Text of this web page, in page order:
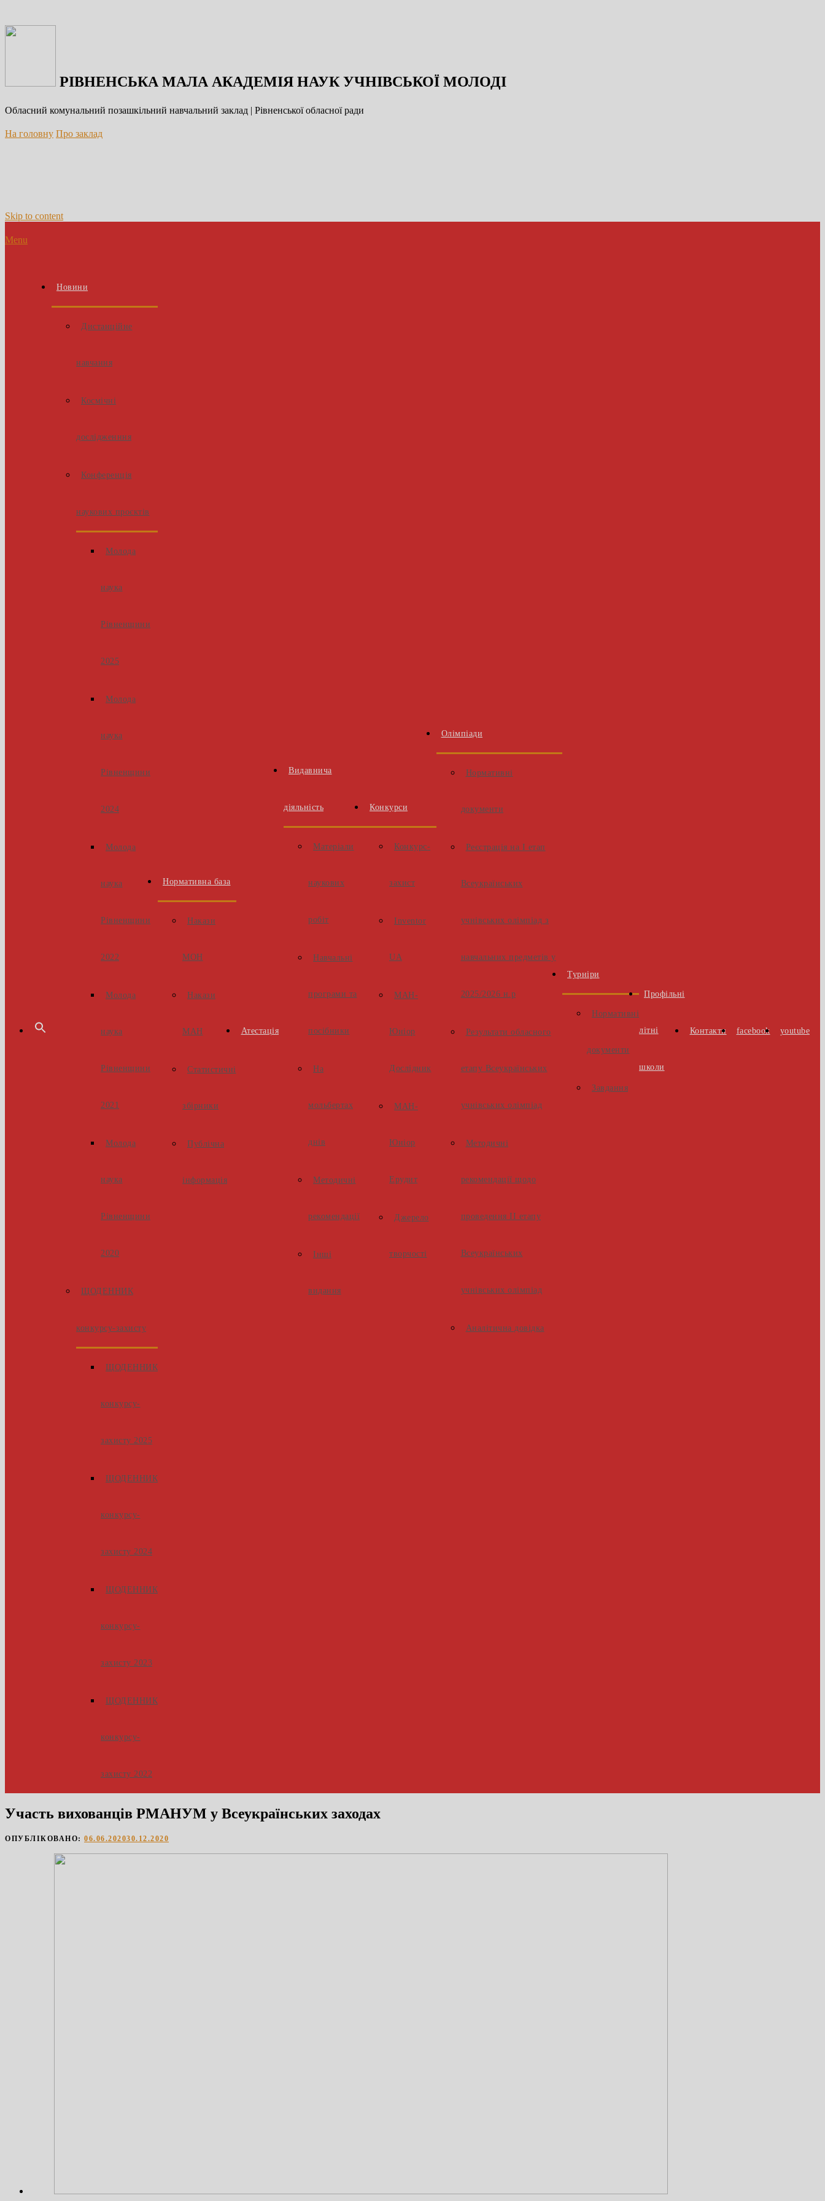
РІВНЕНСЬКА МАЛА АКАДЕМІЯ НАУК УЧНІВСЬКОЇ МОЛОДІ
Обласний комунальний позашкільний навчальний заклад | Рівненської обласної ради
На головну Про заклад
Skip to content
Menu
Новини
Дистанційне
навчання
Космічні
дослідженння
Конференція
наукових проєктів
Молода
наука
Рівненщини
2025
Молода
наука
Рівненщини
2024
Молода
наука
Рівненщини
2022
Молода
наука
Рівненщини
2021
Молода
наука
Рівненщини
2020
ЩОДЕННИК
конкурсу-захисту
ЩОДЕННИК
конкурсу-
захисту 2025
ЩОДЕННИК
конкурсу-
захисту 2024
ЩОДЕННИК
конкурсу-
захисту 2023
ЩОДЕННИК
конкурсу-
захисту 2022
Нормативна база
Накази
МОН
Накази
МАН
Статистичні
збірники
Публічна
інформація
Атестація
Видавнича
діяльність
Матеріали
наукових
робіт
Навчальні
програми та
посібники
На
мольбертах
днів
Методичні
рекомендації
Інші
видання
Конкурси
Конкурс-
захист
Inventor
UA
МАН-
Юніор
Дослідник
МАН-
Юніор
Ерудит
Джерело
творчості
Олімпіади
Нормативні
документи
Реєстрація на І етап
Всеукраїнських
учнівських олімпіад з
навчальних предметів у
2025/2026 н.р
Результати обласного
етапу Всеукраїнських
учнівських олімпіад
Методичні
рекомендації щодо
проведення ІІ етапу
Всеукраїнських
учнівських олімпіад
Аналітична довідка
Турніри
Нормативні
документи
Завдання
Профільні
літні
школи
Контакти facebook youtube
Участь вихованців РМАНУМ у Всеукраїнських заходах
ОПУБЛІКОВАНО: 06.06.202030.12.2020